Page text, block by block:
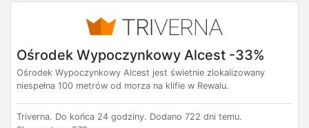
Ośrodek Wypoczynkowy Alcest -33%
Ośrodek Wypoczynkowy Alcest jest świetnie zlokalizowany
niespełna 100 metrów od morza na klifie w Rewalu.
Triverna. Do końca 24 godziny. Dodano 722 dni temu.